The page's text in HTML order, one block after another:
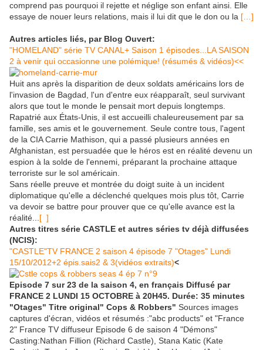
comprend pas pourquoi il rejette et néglige son enfant ainsi. Elle
essaye de nouer leurs relations, mais il lui dit que le don ou la […]
Autres articles liés, par Blog Ouvert:
"HOMELAND" série TV CANAL+ Saison 1 épisodes...LA SAISON
2 à venir qui occasionne une polémique! (résumés & vidéos)<<
Huit ans après la disparition de deux soldats américains lors de
l'invasion de Bagdad, l'un d'entre eux réapparaît, seul survivant
alors que tout le monde le pensait mort depuis longtemps.
Rapatrié aux États-Unis, il est accueilli chaleureusement par sa
famille, ses amis et le gouvernement. Seule contre tous, l'agent
de la CIA Carrie Mathison, qui a passé plusieurs années en
Afghanistan, est persuadée que le héros est en réalité devenu un
espion à la solde de l'ennemi, préparant la prochaine attaque
terroriste sur le sol américain.
Sans réelle preuve et montrée du doigt suite à un incident
diplomatique qu'elle a déclenché quelques mois plus tôt, Carrie
va devoir se battre pour prouver que ce qu'elle avance est la
réalité... [ ]
Autres titres série CASTLE et autres séries tv déjà diffusées
(NCIS):
"CASTLE"TV FRANCE 2 saison 4 épisode 7 "Otages" Lundi
15/10/2012+2 épis.sais2 & 3(vidéos extraits)<
Episode 7 sur 23 de la saison 4, en français Diffusé par
FRANCE 2 LUNDI 15 OCTOBRE à 20H45. Durée: 35 minutes
"Otages" Titre original" Cops & Robbers" Sources images
captures d'écran, vidéos et résumés :"abc products" et "France
2" France TV diffuseur Episode 6 de saison 4 "Démons"
Casting:Nathan Fillion (Richard Castle), Stana Katic (Kate